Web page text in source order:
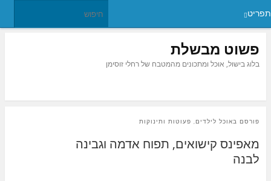
תפריט
פשוט מבשלת
בלוג בישול, אוכל ומתכונים מהמטבח של רחלי זוסימן
פורסם באוכל לילדים, פעוטות ותינוקות
מאפינס קישואים, תפוח אדמה וגבינה
לבנה